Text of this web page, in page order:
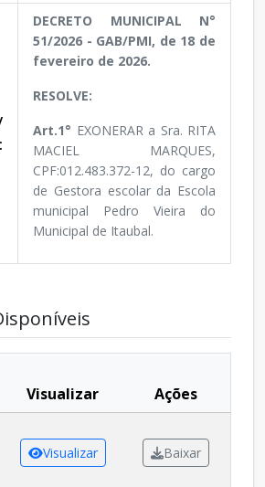
DECRETO MUNICIPAL N°
51/2026 - GAB/PMI, de 18 de
fevereiro de 2026.
RESOLVE:
Art.1° EXONERAR a Sra. RITA
MACIEL MARQUES,
CPF:012.483.372-12, do cargo
de Gestora escolar da Escola
municipal Pedro Vieira do
Municipal de Itaubal.
Visualizar
Ações
Visualizar Baixar